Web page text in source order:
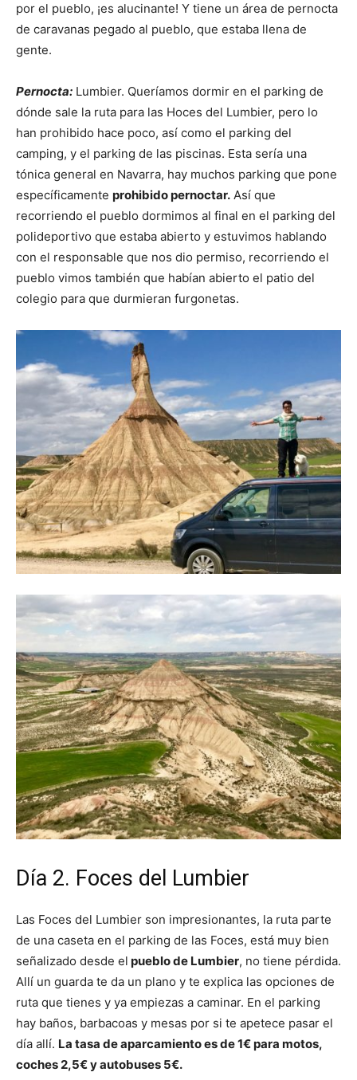
por el pueblo, ¡es alucinante! Y tiene un área de pernocta
de caravanas pegado al pueblo, que estaba llena de
gente.
Pernocta: Lumbier. Queríamos dormir en el parking de
dónde sale la ruta para las Hoces del Lumbier, pero lo
han prohibido hace poco, así como el parking del
camping, y el parking de las piscinas. Esta sería una
tónica general en Navarra, hay muchos parking que pone
específicamente prohibido pernoctar. Así que
recorriendo el pueblo dormimos al final en el parking del
polideportivo que estaba abierto y estuvimos hablando
con el responsable que nos dio permiso, recorriendo el
pueblo vimos también que habían abierto el patio del
colegio para que durmieran furgonetas.
Día 2. Foces del Lumbier
Las Foces del Lumbier son impresionantes, la ruta parte
de una caseta en el parking de las Foces, está muy bien
señalizado desde el pueblo de Lumbier, no tiene pérdida.
Allí un guarda te da un plano y te explica las opciones de
ruta que tienes y ya empiezas a caminar. En el parking
hay baños, barbacoas y mesas por si te apetece pasar el
día allí. La tasa de aparcamiento es de 1€ para motos,
coches 2,5€ y autobuses 5€.